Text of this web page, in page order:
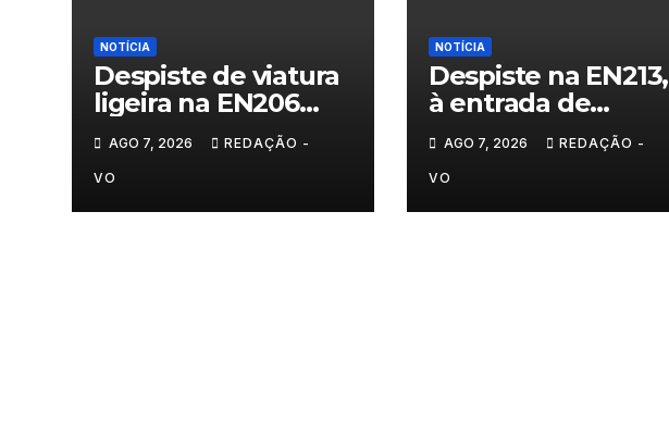
NOTÍCIA
Despiste de viatura
ligeira na EN206
cruzamento Fornos
do Pinhal
AGO 7, 2026 REDAÇÃO -
VO
NOTÍCIA
Despiste na EN213,
à entrada de
AGO 7, 2026 REDAÇÃO -
VO